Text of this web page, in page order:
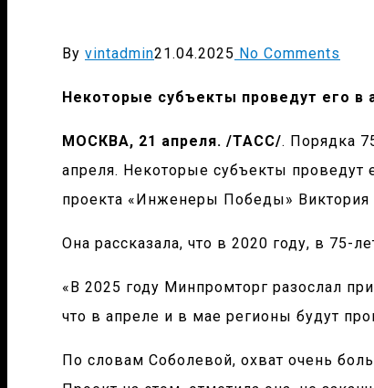
By vintadmin21.04.2025 No Comments
Некоторые субъекты проведут его в
МОСКВА, 21 апреля. /ТАСС/. Порядка
апреля. Некоторые субъекты проведут
проекта «Инженеры Победы» Виктория
Она рассказала, что в 2020 году, в 75-
«В 2025 году Минпромторг разослал
что в апреле и в мае регионы будут
По словам Соболевой, охват очень